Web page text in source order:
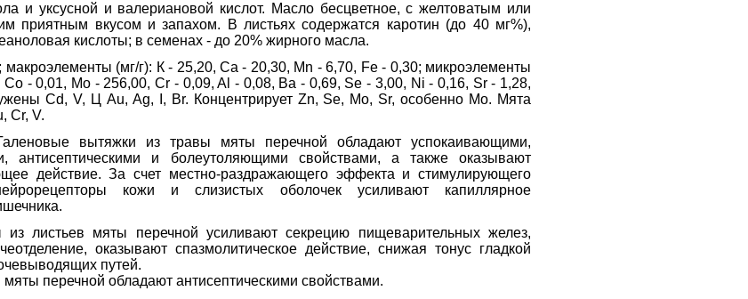
и уксусной и валериановой кислот. Масло бесцветное, с желтоватым или
приятным вкусом и запахом. В листьях содержатся каротин (до 40 мг%),
кислоты; в семенах - до 20% жирного масла.
макроэлементы (мг/г): К - 25,20, Ca - 20,30, Mn - 6,70, Fe - 0,30; микроэлементы
- 0,01, Мо - 256,00, Cr - 0,09, Al - 0,08, Ва - 0,69, Se - 3,00, Ni - 0,16, Sr - 1,28,
Cd, V, Ц Au, Ag, I, Br. Концентрирует Zn, Se, Mo, Sr, особенно Мо. Мята
Cr, V.
вытяжки из травы мяты перечной обладают успокаивающими,
антисептическими и болеутоляющими свойствами, а также оказывают
действие. За счет местно-раздражающего эффекта и стимулирующего
кожи и слизистых оболочек усиливают капиллярное
листьев мяты перечной усиливают секрецию пищеварительных желез,
оказывают спазмолитическое действие, снижая тонус гладкой
путей.
перечной обладают антисептическими свойствами.